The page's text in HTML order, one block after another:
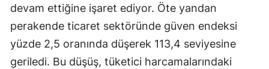
Kocaeli
Kütahya
devam ettiğine işaret ediyor. Öte yandan
perakende ticaret sektöründe güven endeksi
yüzde 2,5 oranında düşerek 113,4 seviyesine
geriledi. Bu düşüş, tüketici harcamalarındaki